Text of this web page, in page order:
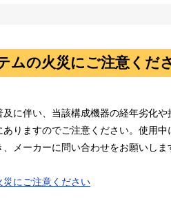
ムの火災にご注意くだ
に伴い、当該構成機器の経年劣化
りますのでご注意ください。使用
メーカーに問い合わせをお願いしま
にご注意ください